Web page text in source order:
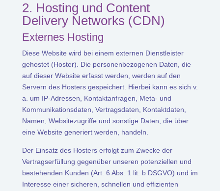
2. Hosting und Content
Delivery Networks (CDN)
Externes Hosting
Diese Website wird bei einem externen Dienstleister
gehostet (Hoster). Die personenbezogenen Daten, die
auf dieser Website erfasst werden, werden auf den
Servern des Hosters gespeichert. Hierbei kann es sich v.
a. um IP-Adressen, Kontaktanfragen, Meta- und
Kommunikationsdaten, Vertragsdaten, Kontaktdaten,
Namen, Websitezugriffe und sonstige Daten, die über
eine Website generiert werden, handeln.
Der Einsatz des Hosters erfolgt zum Zwecke der
Vertragserfüllung gegenüber unseren potenziellen und
bestehenden Kunden (Art. 6 Abs. 1 lit. b DSGVO) und im
Interesse einer sicheren, schnellen und effizienten